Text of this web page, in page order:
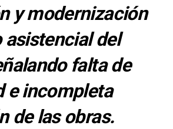
y modernización
asistencial del
falta de
e incompleta
de las obras.